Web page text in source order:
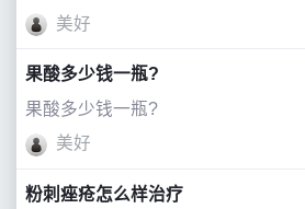
美好
果酸多少钱一瓶?
果酸多少钱一瓶?
美好
粉刺痤疮怎么样治疗